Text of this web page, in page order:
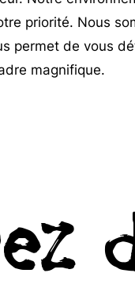
priorité. Nous
permet de vous
magnifique.